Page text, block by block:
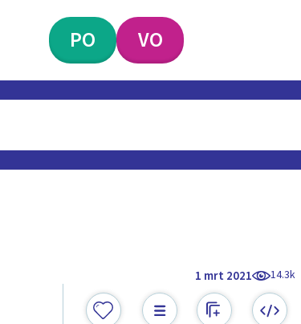
PO VO
1 mrt 2021 14.3k